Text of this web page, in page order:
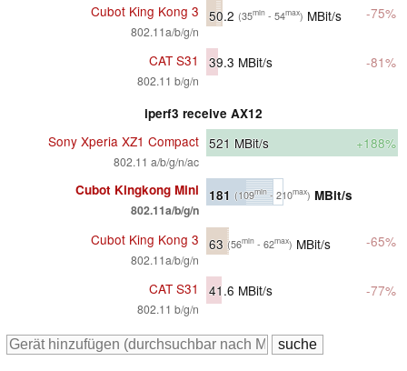
Cubot King Kong 3
802.11a/b/g/n
50.2 (35min - 54max) MBit/s -75%
CAT S31
802.11 b/g/n
39.3 MBit/s -81%
iperf3 receive AX12
Sony Xperia XZ1 Compact
802.11 a/b/g/n/ac
521 MBit/s +188%
Cubot Kingkong Mini
802.11a/b/g/n
181 (109min- 210max) MBit/s
Cubot King Kong 3
802.11a/b/g/n
63 (56min - 62max) MBit/s -65%
CAT S31
802.11 b/g/n
41.6 MBit/s -77%